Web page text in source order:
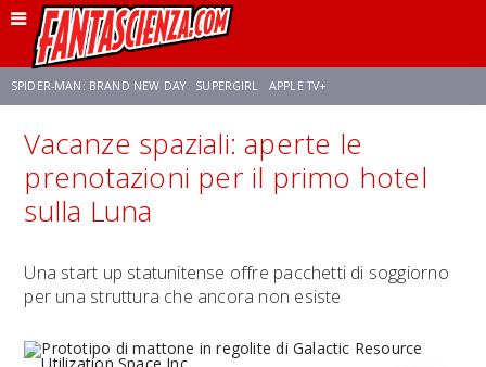
SPIDER-MAN: BRAND NEW DAY SUPERGIRL APPLE TV+
FRANCO RICCIARDIELLO ZENDAYA STAR TREK AVENGERS: DOOMSDAY
Vacanze spaziali: aperte le
prenotazioni per il primo hotel
sulla Luna
Una start up statunitense offre pacchetti di soggiorno
per una struttura che ancora non esiste